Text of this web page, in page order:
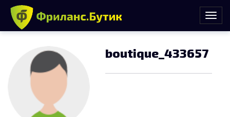
boutique_433657